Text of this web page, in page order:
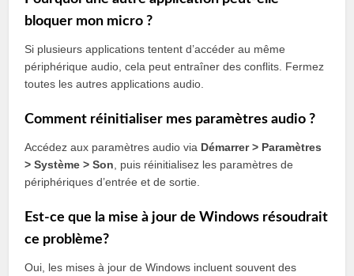
bloquer mon micro ?
Si plusieurs applications tentent d’accéder au même
périphérique audio, cela peut entraîner des conflits. Fermez
toutes les autres applications audio.
Comment réinitialiser mes paramètres audio ?
Accédez aux paramètres audio via Démarrer > Paramètres
> Système > Son , puis réinitialisez les paramètres de
périphériques d’entrée et de sortie.
Est-ce que la mise à jour de Windows résoudrait
ce problème?
Oui, les mises à jour de Windows incluent souvent des